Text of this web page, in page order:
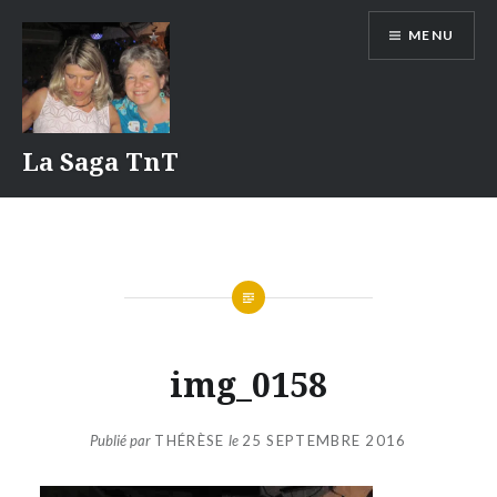
contenu
La Saga TnT
MENU
img_0158
Publié par THÉRÈSE le 25 SEPTEMBRE 2016